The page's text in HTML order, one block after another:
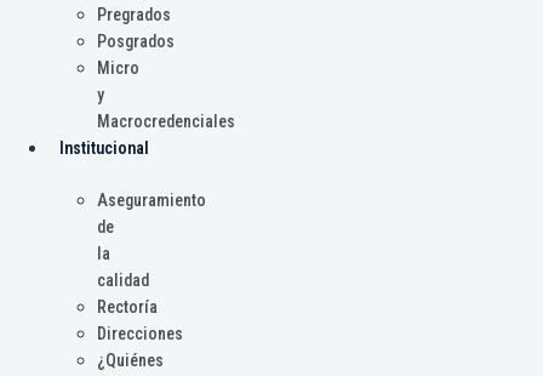
Pregrados
Posgrados
Micro
y
Macrocredenciales
Institucional
Aseguramiento
de
la
calidad
Rectoría
Direcciones
¿Quiénes